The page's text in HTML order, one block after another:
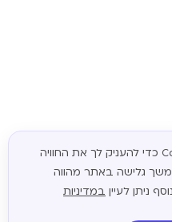
אנו משתמשים בקובצי Cookie כדי להעניק לך את החוויה
גלישה באתר מהווה
ניתן לעיין במדיניות